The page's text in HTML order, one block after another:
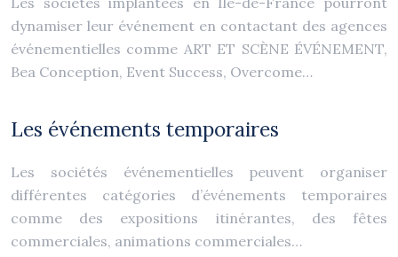
dynamiser leur événement en contactant des agences
événementielles comme ART ET SCÈNE ÉVÉNEMENT,
Bea Conception, Event Success, Overcome…
Les événements temporaires
Les sociétés événementielles peuvent organiser
différentes catégories d’événements temporaires
comme des expositions itinérantes, des fêtes
commerciales, animations commerciales…